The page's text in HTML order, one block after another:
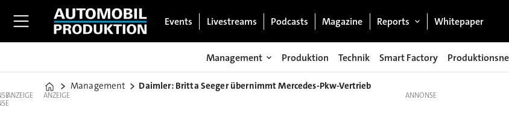
Events Livestreams Podcasts Magazine Reports Whitepaper
Management Produktion Technik Smart Factory
Home
Management Daimler: Britta Seeger übernimmt Mercedes-Pkw-Vertrieb
ANZEIGE ANZEIGE